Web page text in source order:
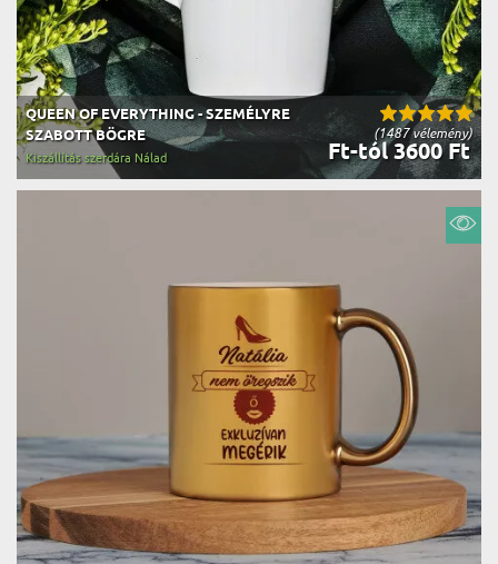
(1487 vélemény)
QUEEN OF EVERYTHING - SZEMÉLYRE
SZABOTT BÖGRE
Ft-tól 3600 Ft
Kiszállítás szerdára Nálad